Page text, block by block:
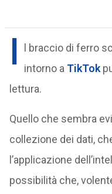
I
l braccio di ferro
intorno a TikTok
lettura.
Quello che sembra
collezione dei dati,
l’applicazione
possibilità che,